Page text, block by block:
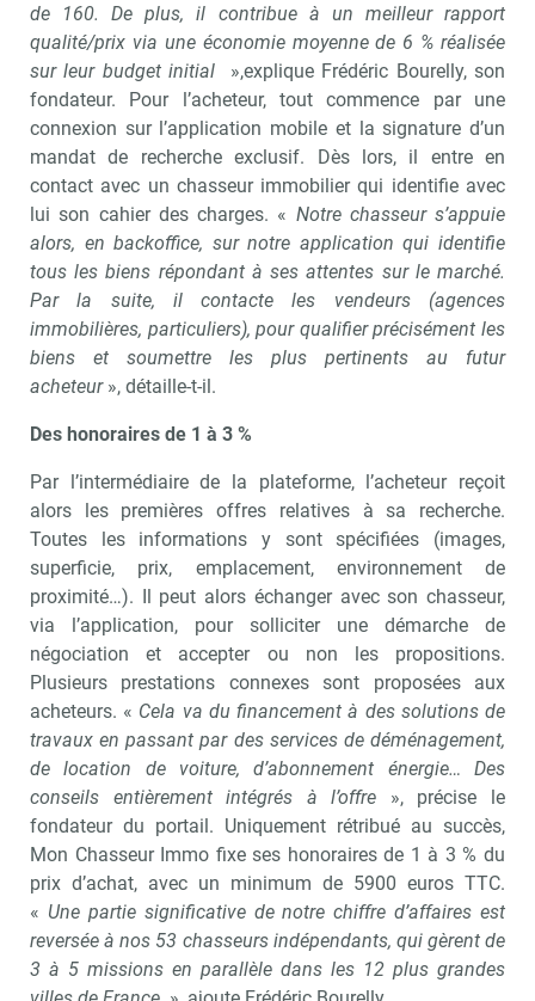
de 160. De plus, il contribue à un meilleur rapport
qualité/prix via une économie moyenne de 6 % réalisée
sur leur budget initial
»,explique Frédéric Bourelly, son
fondateur. Pour l’acheteur, tout commence par une
connexion sur l’application mobile et la signature d’un
mandat de recherche exclusif. Dès lors, il entre en
contact avec un chasseur immobilier qui identifie avec
lui son cahier des charges. « Notre chasseur s’appuie
alors, en backoffice, sur notre application qui identifie
tous les biens répondant à ses attentes sur le marché.
Par la suite, il contacte les vendeurs (agences
immobilières, particuliers), pour qualifier précisément les
biens et soumettre les plus pertinents au futur
acheteur», détaille-t-il.
Des honoraires de 1 à 3 %
Par l’intermédiaire de la plateforme, l’acheteur reçoit
alors les premières offres relatives à sa recherche.
Toutes les informations y sont spécifiées (images,
superficie, prix, emplacement, environnement de
proximité…). Il peut alors échanger avec son chasseur,
via l’application, pour solliciter une démarche de
négociation et accepter ou non les propositions.
Plusieurs prestations connexes sont proposées aux
acheteurs. « Cela va du financement à des solutions de
travaux en passant par des services de déménagement,
de location de voiture, d’abonnement énergie… Des
conseils entièrement intégrés à l’offre », précise le
fondateur du portail. Uniquement rétribué au succès,
Mon Chasseur Immo fixe ses honoraires de 1 à 3 % du
prix d’achat, avec un minimum de 5900 euros TTC.
« Une partie significative de notre chiffre d’affaires est
reversée à nos 53 chasseurs indépendants, qui gèrent de
3 à 5 missions en parallèle dans les 12 plus grandes